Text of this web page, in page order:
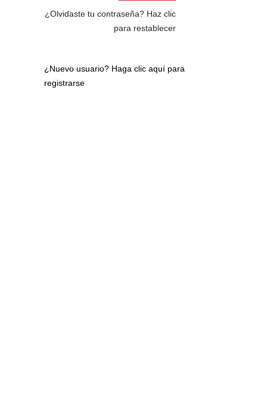
¿Olvidaste tu contraseña? Haz clic
para restablecer
¿Nuevo usuario? Haga clic aquí para
registrarse